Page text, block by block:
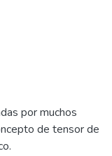
por muchos
de tensor de